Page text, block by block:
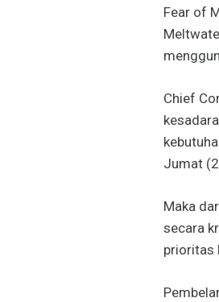
Fear of
Chief
Jumat
Maka
secara
prioritas